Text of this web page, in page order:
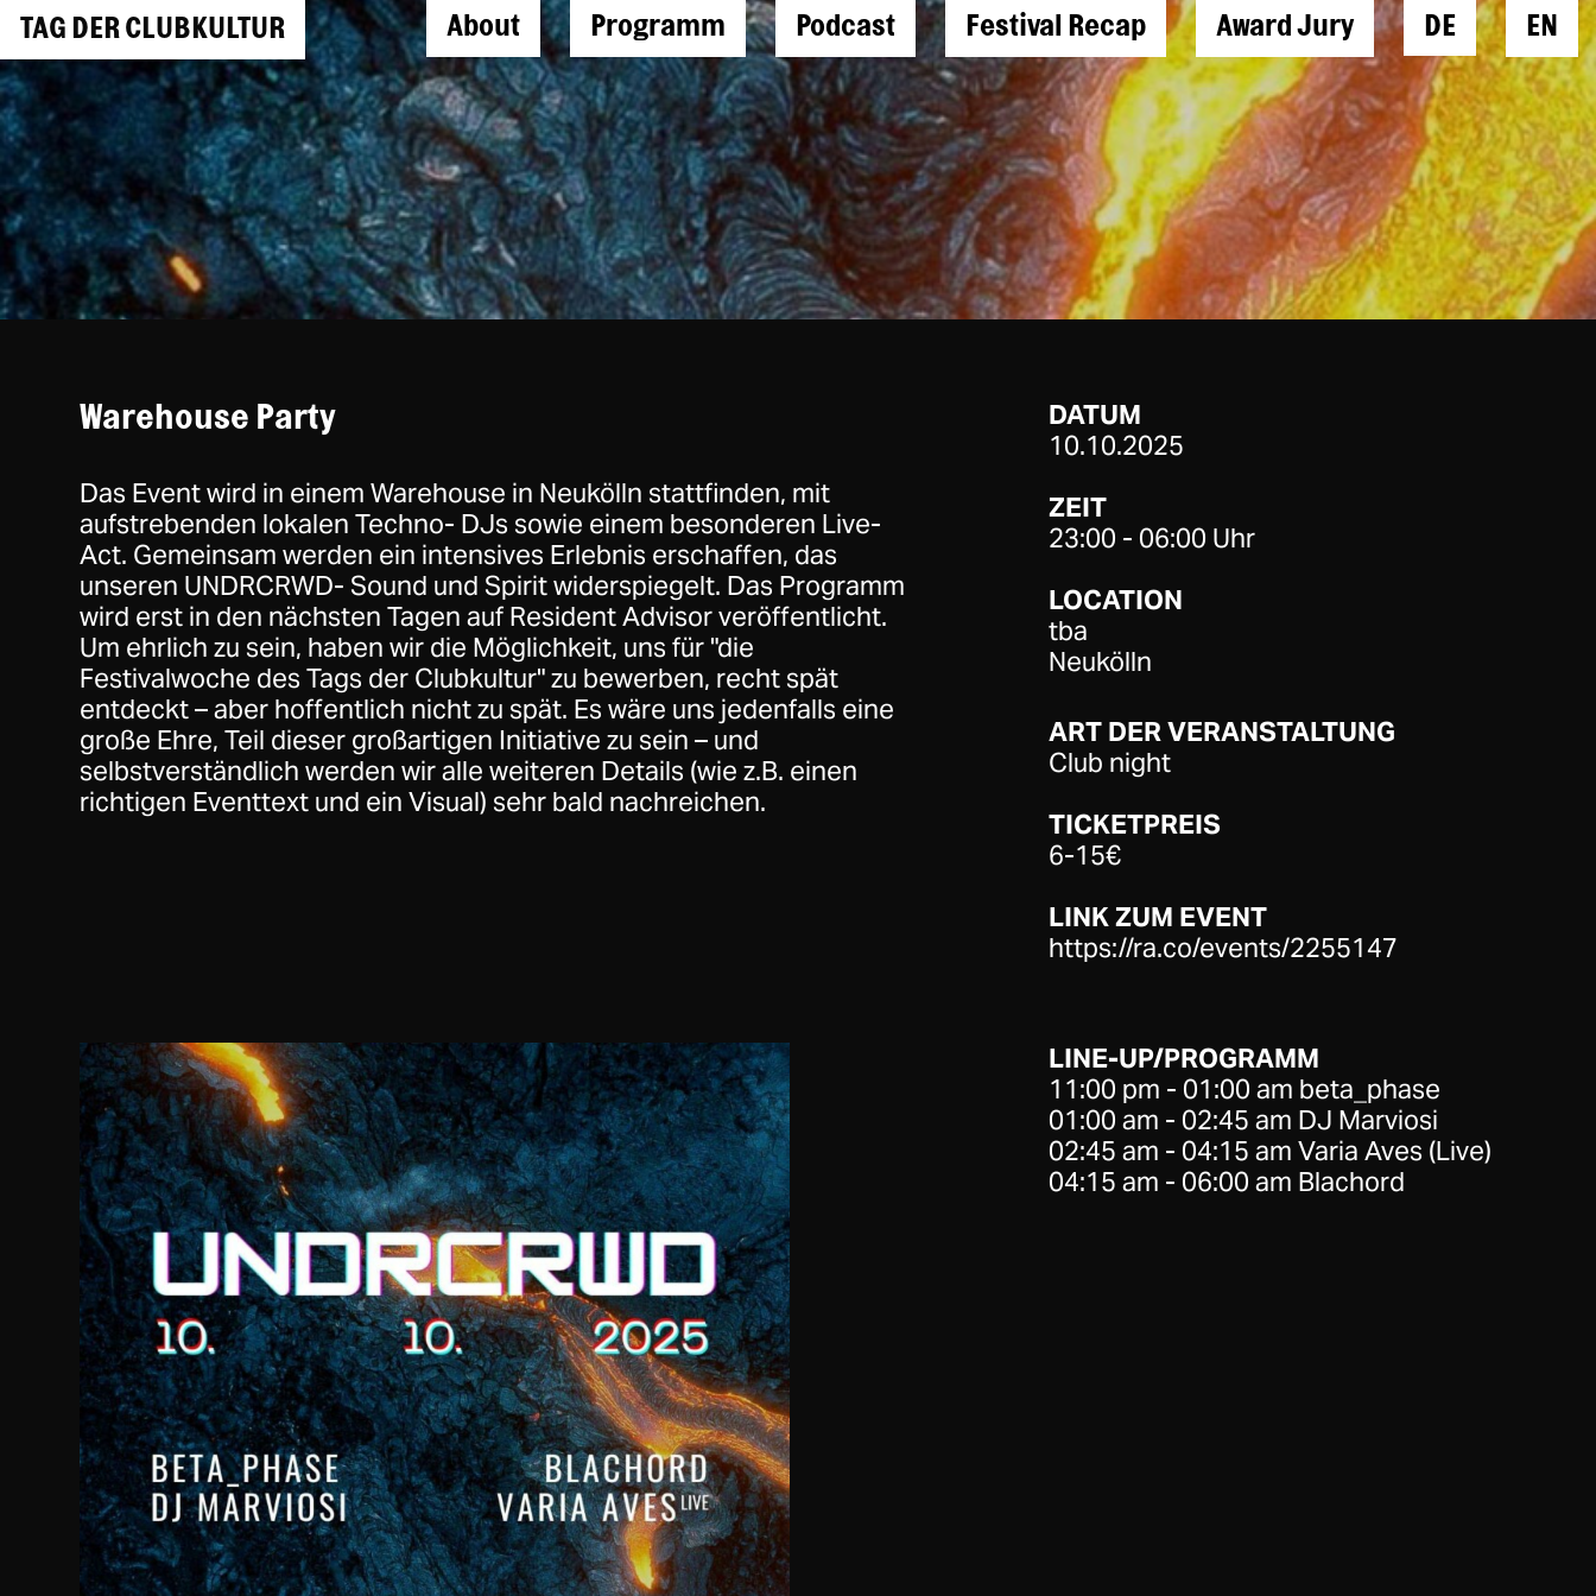
TAG DER CLUBKULTUR About Programm Podcast Festival Recap Award Jury DE EN
Warehouse Party
Das Event wird in einem Warehouse in Neukölln stattfinden, mit
aufstrebenden lokalen Techno- DJs sowie einem besonderen Live-
Act. Gemeinsam werden ein intensives Erlebnis erschaffen, das
unseren UNDRCRWD- Sound und Spirit widerspiegelt. Das Programm
wird erst in den nächsten Tagen auf Resident Advisor veröffentlicht.
Um ehrlich zu sein, haben wir die Möglichkeit, uns für "die
Festivalwoche des Tags der Clubkultur" zu bewerben, recht spät
entdeckt – aber hoffentlich nicht zu spät. Es wäre uns jedenfalls eine
große Ehre, Teil dieser großartigen Initiative zu sein – und
selbstverständlich werden wir alle weiteren Details (wie z.B. einen
richtigen Eventtext und ein Visual) sehr bald nachreichen.
DATUM
10.10.2025
ZEIT
23:00 - 06:00 Uhr
LOCATION
tba
Neukölln
ART DER VERANSTALTUNG
Club night
TICKETPREIS
6-15€
LINK ZUM EVENT
https://ra.co/events/2255147
LINE-UP/PROGRAMM
11:00 pm - 01:00 am beta_phase
01:00 am - 02:45 am DJ Marviosi
02:45 am - 04:15 am Varia Aves (Live)
04:15 am - 06:00 am Blachord